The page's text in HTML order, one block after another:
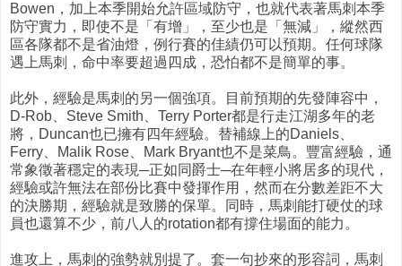
Bowen，加上本季開始允許區域防守，也就代表著馬刺本季
防守實力，即使不是「有增」，至少也是「無減」，縱然西
區各隊都不是省油燈，例行賽的佳績仍可以預期。任何球隊
遇上馬刺，命中率要超過四成，恐怕都不是簡單的事。
此外，經驗是馬刺的另一個強項。目前預期的先發陣容中，
D-Rob、Steve Smith、Terry Porter都是行走江湖多年的老
將，Duncan也已擁有四年經驗。替補線上的Daniels、
Ferry、Malik Rose、Mark Bryant也不是菜鳥。豐富經驗，通
常象徵著穩定的表現─正如同爵士─在年輕小將居多的現代，
經驗或許無法在部份比賽中發揮作用，然而在分數差距不大
的決勝期，經驗就是致勝的保單。同時，馬刺能打硬仗的球
員也還算不少，前八人的rotation都有撐住場面的能力。
進攻上，馬刺的強勢就別提了。套一句抄來的形容詞，馬刺